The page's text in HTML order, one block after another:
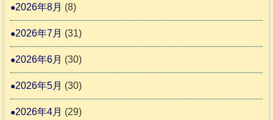
さ
記
4
ト
預
2026年8月 (8)
2026年7月 (31)
2026年6月 (30)
2026年5月 (30)
2026年4月 (29)